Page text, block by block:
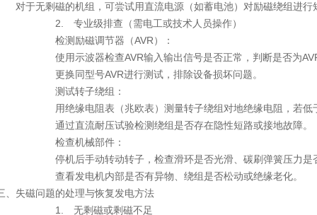
于无剩磁的机组，可尝试用直流电源（如蓄电池）对励磁绕组进行
专业级排查（需电工或技术人员操作）
测励磁调节器（AVR）：
用示波器检查AVR输入输出信号是否正常，判断是否为
换同型号AVR进行测试，排除设备损坏问题。
试转子绕组：
绝缘电阻表（兆欧表）测量转子绕组对地绝缘电阻，若低于
过直流耐压试验检测绕组是否存在隐性短路或接地故
查机械部件：
机后手动转动转子，检查滑环是否光滑、碳刷弹簧压力
看发电机内部是否有异物、绕组是否松动或绝缘老化。
失磁问题的处理与恢复发电方法
无剩磁或剩磁不足